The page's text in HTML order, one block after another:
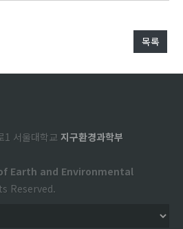
목록
1 서울대학교 지구환경과학부
Earth and Environmental
Reserved.